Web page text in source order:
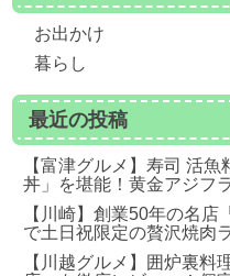
お出かけ
暮らし
最近の投稿
【富津グルメ】寿司 活
丼」を堪能！黄金アジフ
【川崎】創業50年の名店
で土日祝限定の贅沢焼肉
【川越グルメ】囲炉裏料